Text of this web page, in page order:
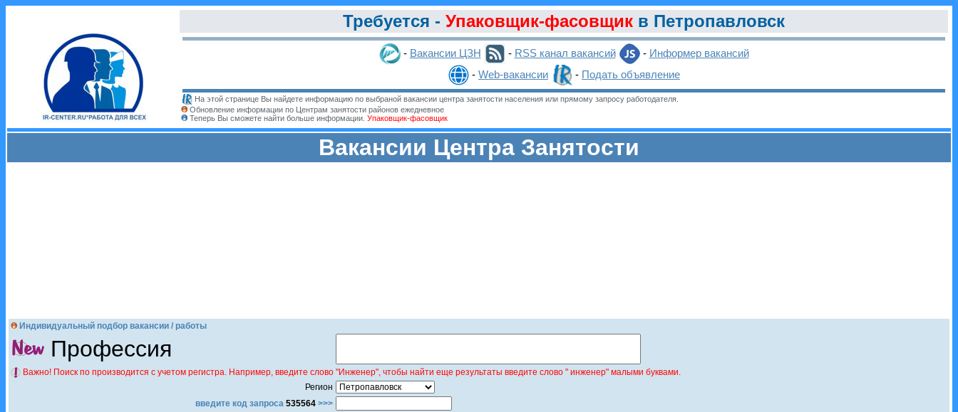
Требуется - Упаковщик-фасовщик в Петропавловск
- Вакансии ЦЗН - RSS канал вакансий - Информер вакансий
- Web-вакансии - Подать объявление
На этой странице Вы найдете информацию по выбраной вакансии центра занятости населения или прямому запросу работодателя.
Обновление информации по Центрам занятости районов ежедневное
Теперь Вы сможете найти больше информации. Упаковщик-фасовщик
Вакансии Центра Занятости
Индивидуальный подбор вакансии / работы
Профессия
Важно! Поиск по производится с учетом регистра. Например, введите слово "Инженер", чтобы найти еще результаты введите слово " инженер" малыми буквами.
Регион
введите код запроса 535564 >>>